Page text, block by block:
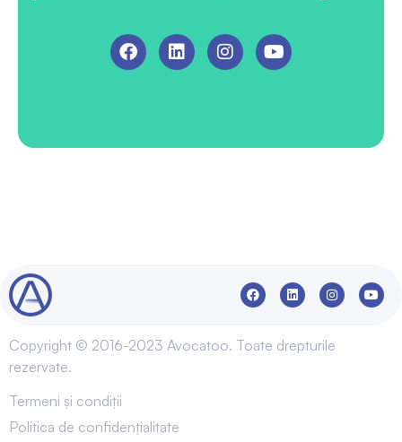
Copyright © 2016-2023 Avocatoo. Toate drepturile
rezervate.
Termeni și condiții
Politica de confidențialitate